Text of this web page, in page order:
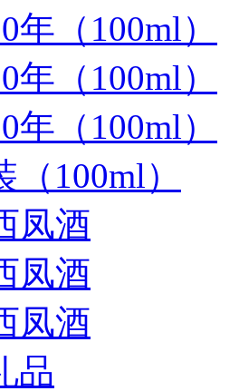
年（100ml）
年（100ml）
年（100ml）
（100ml）
凤酒
凤酒
凤酒
品